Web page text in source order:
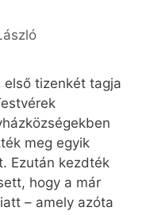
tizenkét tagja
meg egyik
Ezután kezdték
hogy a már
– amely azóta